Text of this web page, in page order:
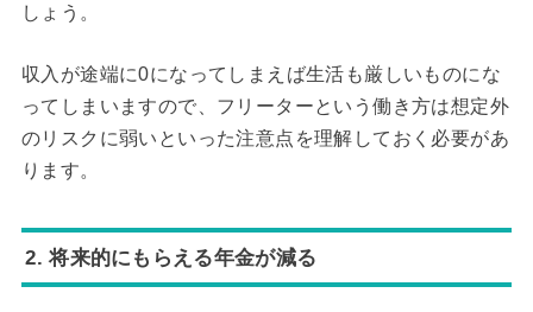
しょう。
収入が途端に0になってしまえば生活も厳しいものにな
ってしまいますので、フリーターという働き方は想定外
のリスクに弱いといった注意点を理解しておく必要があ
ります。
2. 将来的にもらえる年金が減る